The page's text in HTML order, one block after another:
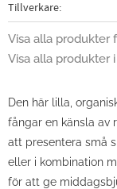
Tillverkare
Visa alla produkter
Visa alla produkter
Den här lilla,
fångar en känsla av
att presentera små
eller i kombination
för att ge